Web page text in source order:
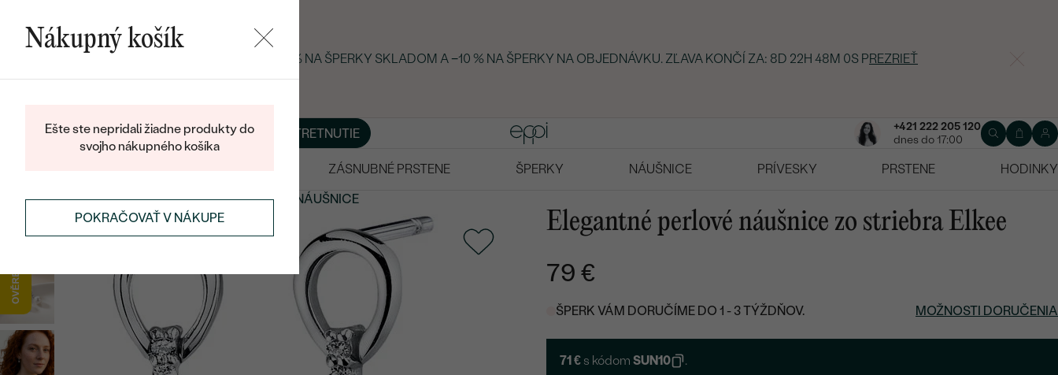
LETNÝ BLACK FRIDAY: −25 % NA ŠPERKY SKLADOM A −10 % NA ŠPERKY NA OBJEDNÁVKU. ZĽAVA KONČÍ ZA: 8D 22H 47M 59S PREZRIEŤ
BLOGŠPERKY NA MIERU DOHODNÚŤ STRETNUTIE
+421 222 205 120
dnes do 17:00
ZÁSNUBNÉ PRSTENE ŠPERKY NÁUŠNICE PRÍVESKY PRSTENE
HODINKY
NÁUŠNICENÁUŠNICE S DRAHOKAMAMIPERLOVÉ NÁUŠNICE
Elegantné perlové náušnice zo striebra Elkee
79 €
ŠPERK VÁM DORUČÍME DO 1 - 3 TÝŽDŇOV. MOŽNOSTI DORUČENIA
71 € s kódomSUN10 .
Nákupný košík
Ešte ste nepridali žiadne produkty do
svojho nákupného košíka
POKRAČOVAŤ V NÁKUPE